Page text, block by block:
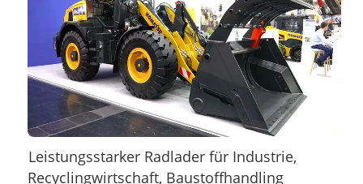
Leistungsstarker Radlader für Industrie,
Recyclingwirtschaft, Baustoffhandling